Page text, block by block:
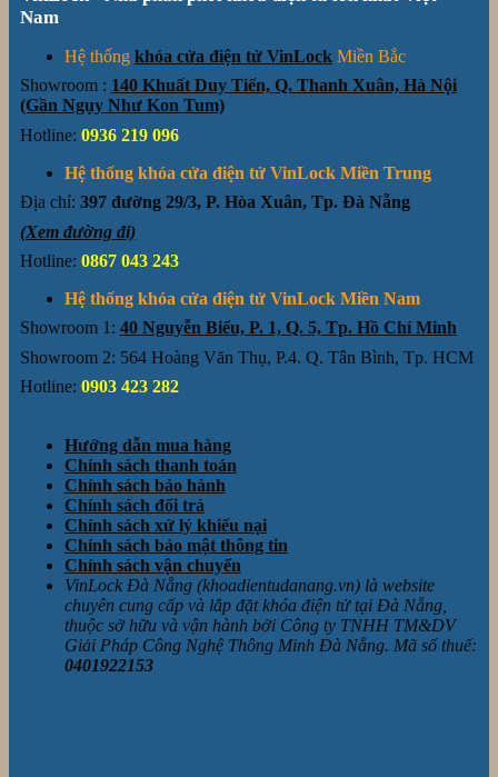
Nam
Hệ thống khóa cửa điện tử VinLock Miền Bắc
Showroom : 140 Khuất Duy Tiến, Q. Thanh Xuân, Hà Nội
(Gần Ngụy Như Kon Tum)
Hotline: 0936 219 096
Hệ thống khóa cửa điện tử VinLock Miền Trung
Địa chỉ: 397 đường 29/3, P. Hòa Xuân, Tp. Đà Nẵng
(Xem đường đi)
Hotline: 0867 043 243
Hệ thống khóa cửa điện tử VinLock Miền Nam
Showroom 1: 40 Nguyễn Biểu, P. 1, Q. 5, Tp. Hồ Chí Minh
Showroom 2: 564 Hoàng Văn Thụ, P.4. Q. Tân Bình, Tp. HCM
Hotline: 0903 423 282
Hướng dẫn mua hàng
Chính sách thanh toán
Chính sách bảo hành
Chính sách đổi trả
Chính sách xử lý khiếu nại
Chính sách bảo mật thông tin
Chính sách vận chuyển
VinLock Đà Nẵng (khoadientudanang.vn) là website
chuyên cung cấp và lắp đặt khóa điện tử tại Đà Nẵng,
thuộc sở hữu và vận hành bởi Công ty TNHH TM&DV
Giải Pháp Công Nghệ Thông Minh Đà Nẵng. Mã số thuế:
0401922153